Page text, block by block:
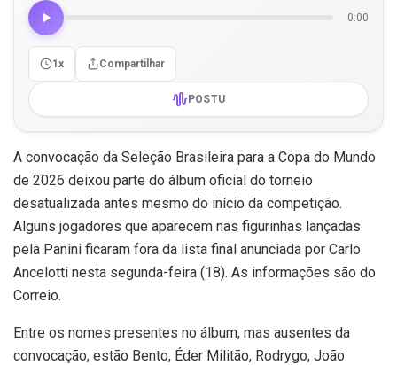
0:00
1x Compartilhar
POSTU
A convocação da Seleção Brasileira para a Copa do Mundo
de 2026 deixou parte do álbum oficial do torneio
desatualizada antes mesmo do início da competição.
Alguns jogadores que aparecem nas figurinhas lançadas
pela Panini ficaram fora da lista final anunciada por Carlo
Ancelotti nesta segunda-feira (18). As informações são do
Correio.
Entre os nomes presentes no álbum, mas ausentes da
convocação, estão Bento, Éder Militão, Rodrygo, João